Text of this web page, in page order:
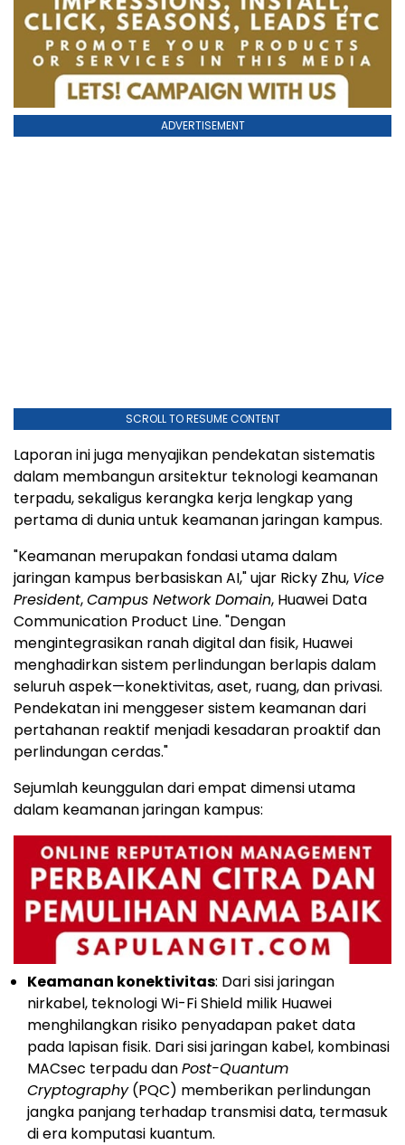
ADVERTISEMENT
SCROLL TO RESUME CONTENT
Laporan ini juga menyajikan pendekatan sistematis
dalam membangun arsitektur teknologi keamanan
terpadu, sekaligus kerangka kerja lengkap yang
pertama di dunia untuk keamanan jaringan kampus.
"Keamanan merupakan fondasi utama dalam
jaringan kampus berbasiskan AI," ujar Ricky Zhu, Vice
President,Campus Network Domain, Huawei Data
Communication Product Line. "Dengan
mengintegrasikan ranah digital dan fisik, Huawei
menghadirkan sistem perlindungan berlapis dalam
seluruh aspek—konektivitas, aset, ruang, dan privasi.
Pendekatan ini menggeser sistem keamanan dari
pertahanan reaktif menjadi kesadaran proaktif dan
perlindungan cerdas."
Sejumlah keunggulan dari empat dimensi utama
dalam keamanan jaringan kampus:
Keamanan konektivitas: Dari sisi jaringan
nirkabel, teknologi Wi-Fi Shield milik Huawei
menghilangkan risiko penyadapan paket data
pada lapisan fisik. Dari sisi jaringan kabel, kombinasi
MACsec terpadu danPost-Quantum
Cryptography(PQC) memberikan perlindungan
jangka panjang terhadap transmisi data, termasuk
di era komputasi kuantum.